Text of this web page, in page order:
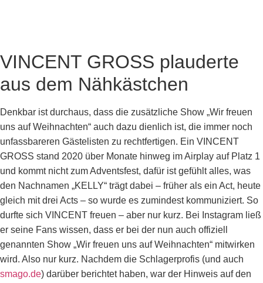
VINCENT GROSS plauderte
aus dem Nähkästchen
Denkbar ist durchaus, dass die zusätzliche Show „Wir freuen
uns auf Weihnachten“ auch dazu dienlich ist, die immer noch
unfassbareren Gästelisten zu rechtfertigen. Ein VINCENT
GROSS stand 2020 über Monate hinweg im Airplay auf Platz 1
und kommt nicht zum Adventsfest, dafür ist gefühlt alles, was
den Nachnamen „KELLY“ trägt dabei – früher als ein Act, heute
gleich mit drei Acts – so wurde es zumindest kommuniziert. So
durfte sich VINCENT freuen – aber nur kurz. Bei Instagram ließ
er seine Fans wissen, dass er bei der nun auch offiziell
genannten Show „Wir freuen uns auf Weihnachten“ mitwirken
wird. Also nur kurz. Nachdem die Schlagerprofis (und auch
smago.de) darüber berichtet haben, war der Hinweis auf den